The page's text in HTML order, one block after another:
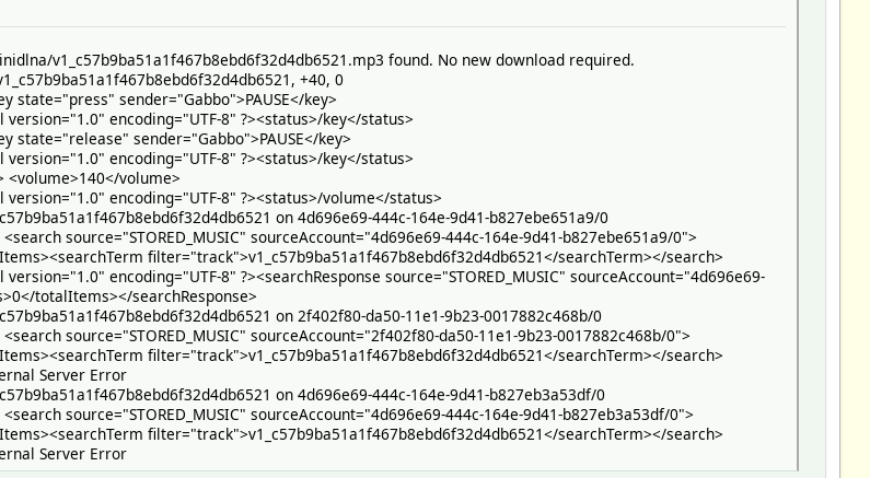
v1_c57b9ba51a1f467b8ebd6f32d4db6521.mp3 found. No new download required.
+40, 0
state="press" sender="Gabbo">PAUSE</key>
version="1.0" encoding="UTF-8" ?><status>/key</status>
state="release" sender="Gabbo">PAUSE</key>
version="1.0" encoding="UTF-8" ?><status>/key</status>
<volume>140</volume>
version="1.0" encoding="UTF-8" ?><status>/volume</status>
on 4d696e69-444c-164e-9d41-b827ebe651a9/0
source="STORED_MUSIC" sourceAccount="4d696e69-444c-164e-9d41-b827ebe651a9/0">
filter="track">v1_c57b9ba51a1f467b8ebd6f32d4db6521</searchTerm></search>
encoding="UTF-8" ?><searchResponse source="STORED_MUSIC" sourceAccount="4d696e69-
totalItems></searchResponse>
on 2f402f80-da50-11e1-9b23-0017882c468b/0
source="STORED_MUSIC" sourceAccount="2f402f80-da50-11e1-9b23-0017882c468b/0">
filter="track">v1_c57b9ba51a1f467b8ebd6f32d4db6521</searchTerm></search>
Server Error
on 4d696e69-444c-164e-9d41-b827eb3a53df/0
source="STORED_MUSIC" sourceAccount="4d696e69-444c-164e-9d41-b827eb3a53df/0">
filter="track">v1_c57b9ba51a1f467b8ebd6f32d4db6521</searchTerm></search>
Server Error